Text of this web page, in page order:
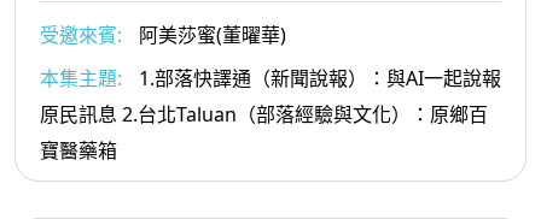
受邀來賓:
阿美莎蜜(董曜華)
本集主題:
1.部落快譯通（新聞說報）：與AI一起說報
原民訊息 2.台北Taluan（部落經驗與文化）：原鄉百
寶醫藥箱